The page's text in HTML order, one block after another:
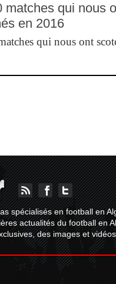
matches qui nous
en 2016
qui nous ont
spécialisés en football en
actualités du football en
des images et